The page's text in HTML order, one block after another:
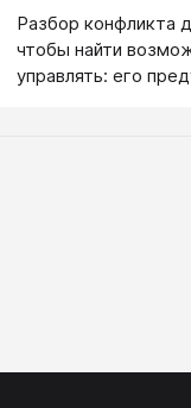
Разбор конфликта
чтобы найти
управлять: его